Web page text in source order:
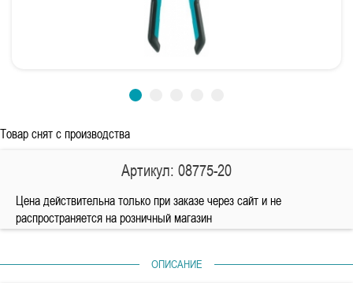
Товар снят с производства
Артикул: 08775-20
Цена действительна только при заказе через сайт и не
распространяется на розничный магазин
ОПИСАНИЕ